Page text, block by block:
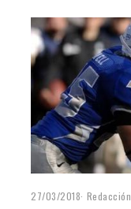
27/03/2018 Redacción